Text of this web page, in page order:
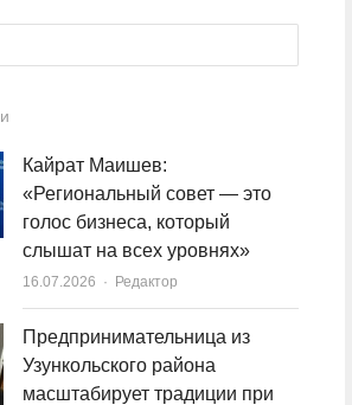
Кайрат Маишев:
«Региональный совет — это
голос бизнеса, который
слышат на всех уровнях»
16.07.2026 Author
Редактор
Предпринимательница из
Узункольского района
масштабирует традиции при